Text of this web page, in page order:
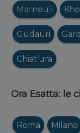
Marneuli
Gudauri
Chiat’ura
Ora Esatta: le
Roma Milano